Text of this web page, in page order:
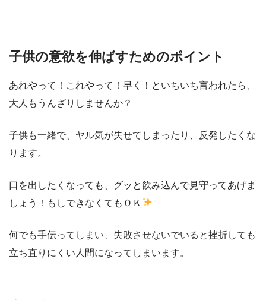
子供の意欲を伸ばすためのポイント
あれやって！これやって！早く！といちいち言われたら、
大人もうんざりしませんか？
子供も一緒で、ヤル気が失せてしまったり、反発したくな
ります。
口を出したくなっても、グッと飲み込んで見守ってあげま
しょう！もしできなくてもＯＫ
何でも手伝ってしまい、失敗させないでいると挫折しても
立ち直りにくい人間になってしまいます。